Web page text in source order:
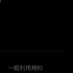
一般利用規約